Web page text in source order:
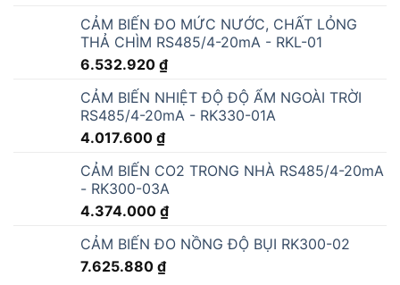
CẢM BIẾN ĐO MỨC NƯỚC, CHẤT LỎNG
THẢ CHÌM RS485/4-20mA - RKL-01
6.532.920 ₫
CẢM BIẾN NHIỆT ĐỘ ĐỘ ẨM NGOÀI TRỜI
RS485/4-20mA - RK330-01A
4.017.600 ₫
CẢM BIẾN CO2 TRONG NHÀ RS485/4-20mA
- RK300-03A
4.374.000 ₫
CẢM BIẾN ĐO NỒNG ĐỘ BỤI RK300-02
7.625.880 ₫